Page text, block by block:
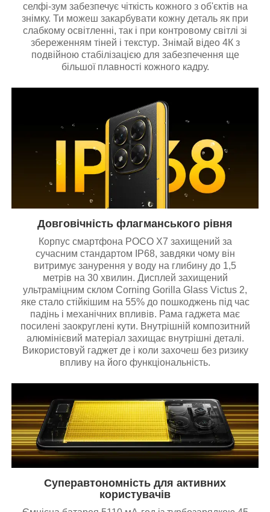
селфі-зум забезпечує чіткість кожного з об'єктів на
знімку. Ти можеш закарбувати кожну деталь як при
слабкому освітленні, так і при контровому світлі зі
збереженням тіней і текстур. Знімай відео 4К з
подвійною стабілізацією для забезпечення ще
більшої плавності кожного кадру.
Довговічність флагманського рівня
Корпус смартфона POCO X7 захищений за
сучасним стандартом IP68, завдяки чому він
витримує занурення у воду на глибину до 1,5
метрів на 30 хвилин. Дисплей захищений
ультраміцним склом Corning Gorilla Glass Victus 2,
яке стало стійкішим на 55% до пошкоджень під час
падінь і механічних впливів. Рама гаджета має
посилені заокруглені кути. Внутрішній композитний
алюмінієвий матеріал захищає внутрішні деталі.
Використовуй гаджет де і коли захочеш без ризику
впливу на його функціональність.
Суперавтономність для активних
користувачів